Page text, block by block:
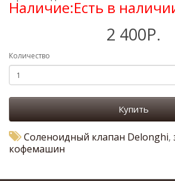
Наличие:Есть в
2 400Р.
Количество
Купить
Соленоидный клапан Delonghi,
кофемашин